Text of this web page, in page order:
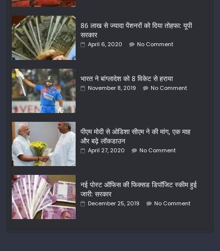
86 लाख से ज्‍यादा पेंशनरों को दिया तोहफा: यूपी
सरकार
April 6, 2020 No Comment
भारत ने बांग्लादेश को 8 विकेट से हराया
November 8, 2019 No Comment
पीएम मोदी से ओडिशा सीएम ने की मांग, एक माह
और बढ़े लॉकडाउन
April 27, 2020 No Comment
नई पोस्ट ऑफिस की फिक्सड डिपॉजिट स्कीम हुई
जारी: सरकार
December 25, 2019 No Comment